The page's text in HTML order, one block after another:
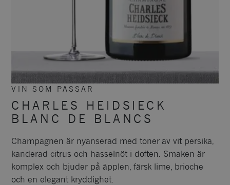
VIN SOM PASSAR
CHARLES HEIDSIECK
BLANC DE BLANCS
Champagnen är nyanserad med toner av vit persika,
kanderad citrus och hasselnöt i doften. Smaken är
komplex och bjuder på äpplen, färsk lime, brioche
och en elegant kryddighet.